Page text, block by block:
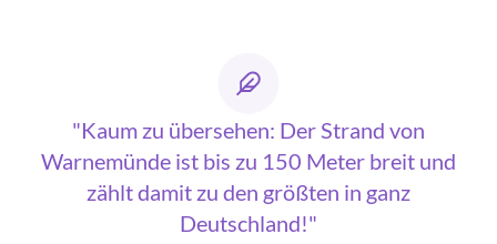
Kaum zu übersehen: Der Strand von
Warnemünde ist bis zu 150 Meter breit und
zählt damit zu den größten in ganz
Deutschland!